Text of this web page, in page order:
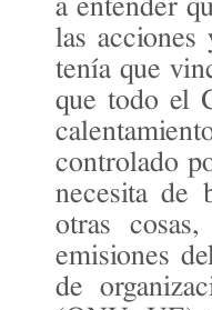
a entender
las acciones
tenía que
que todo el
controlado
necesita de
otras
emisiones
de